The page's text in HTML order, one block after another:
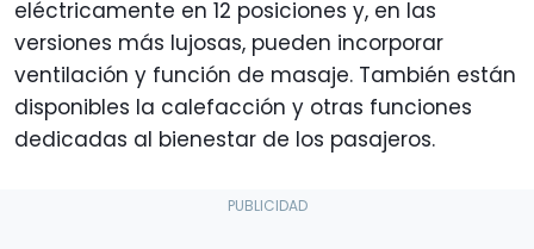
eléctricamente en 12 posiciones y, en las
versiones más lujosas, pueden incorporar
ventilación y función de masaje. También están
disponibles la calefacción y otras funciones
dedicadas al bienestar de los pasajeros.